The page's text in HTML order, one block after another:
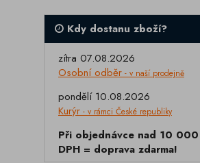
Kdy dostanu zboží?
zítra 07.08.2026
Osobní odběr - v naší prodejně
pondělí 10.08.2026
Kurýr - v rámci České republiky
Při objednávce nad 10 000
DPH = doprava zdarma!